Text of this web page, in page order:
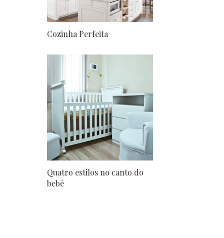
Cozinha Perfeita
Quatro estilos no canto do
bebê